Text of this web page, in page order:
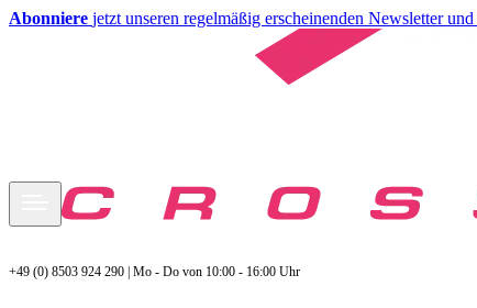
Abonniere jetzt unseren regelmäßig erscheinenden Newsletter und
+49 (0) 8503 924 290 | Mo - Do von 10:00 - 16:00 Uhr